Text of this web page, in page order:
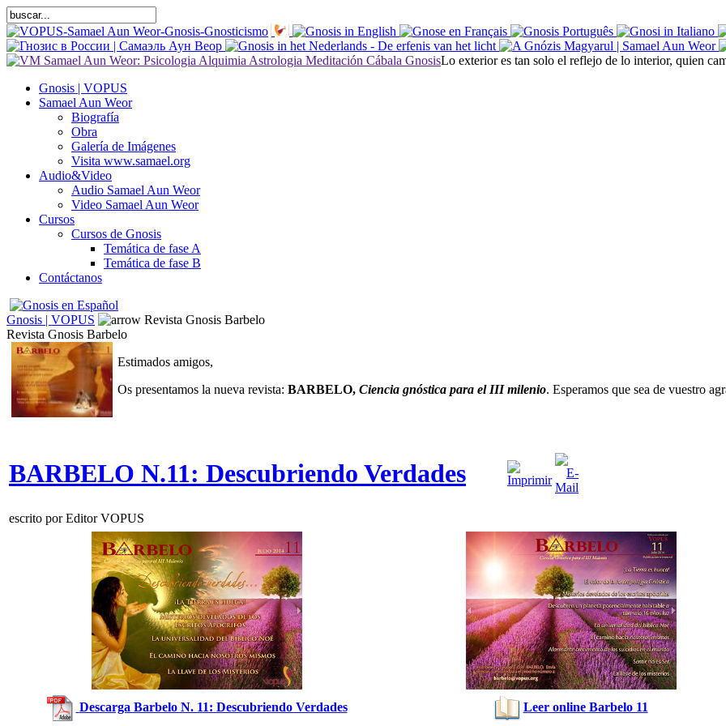
Lo exterior es tan solo el reflejo de lo interior, quien
Gnosis | VOPUS
Samael Aun Weor
Biografía
Obra
Galería de Imágenes
Visita www.samael.org
Audio&Video
Audio Samael Aun Weor
Video Samael Aun Weor
Cursos
Cursos de Gnosis
Temática de fase A
Temática de fase B
Contáctanos
Gnosis | VOPUS
Revista Gnosis Barbelo
Revista Gnosis Barbelo
Estimados amigos,
Os presentamos la nueva revista: BARBELO, Ciencia gnóstica para el III milenio. Esperamos que sea de vuestro
BARBELO N.11: Descubriendo Verdades
escrito por Editor VOPUS
Descarga Barbelo N. 11: Descubriendo Verdades Leer online Barbelo 11